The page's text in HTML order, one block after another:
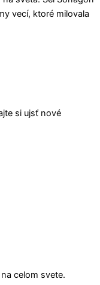
vecí, ktoré milovala
si ujsť nové
celom svete.